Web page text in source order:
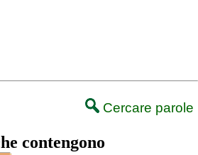
Cercare parole
contengono